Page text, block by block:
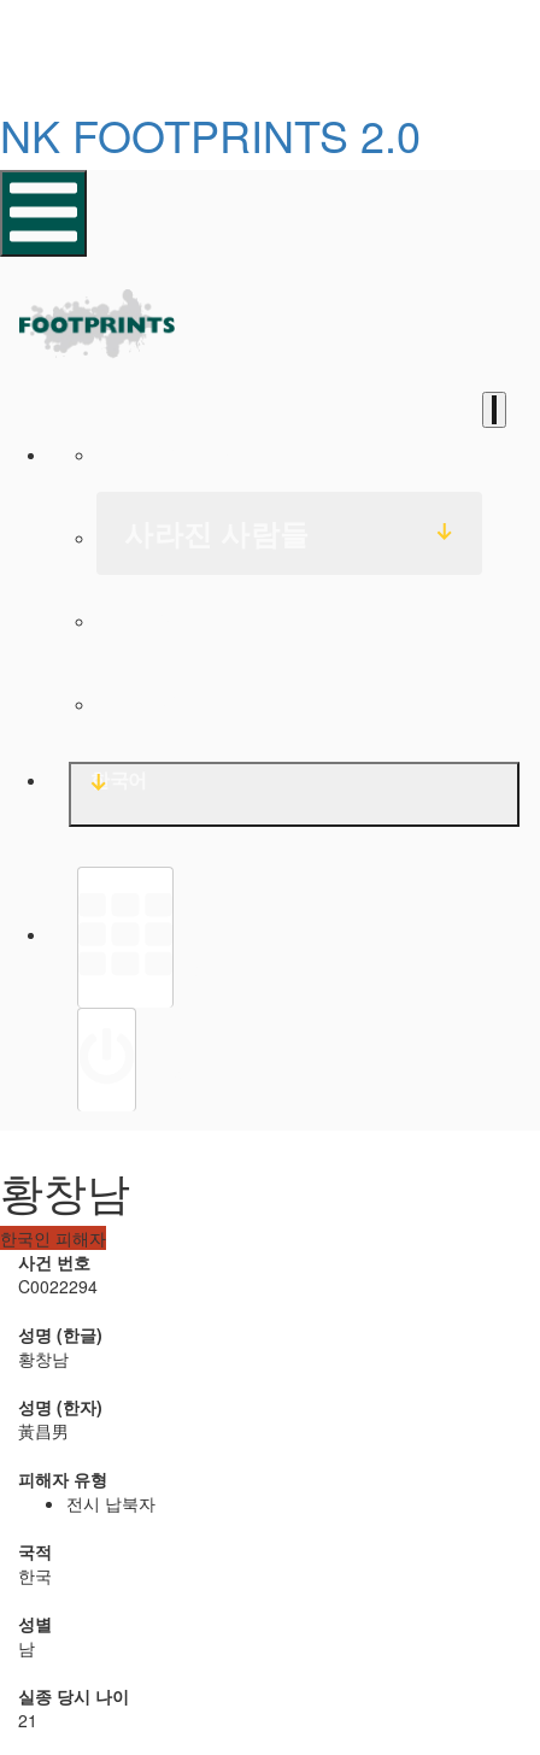
NK FOOTPRINTS 2.0
한국어
황창남
한국인 피해자
사건 번호
C0022294
성명 (한글)
황창남
성명 (한자)
黃昌男
피해자 유형
전시 납북자
국적
한국
성별
남
실종 당시 나이
21